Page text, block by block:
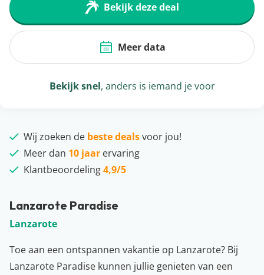
Lanzarote Paradise
Lanzarote
Toe aan een ontspannen vakantie op Lanzarote? Bij
Lanzarote Paradise kunnen jullie genieten van een
Bekijk deze deal
Meer data
Bekijk snel, anders is iemand je voor
Wij zoeken de beste dealsvoor jou!
Meer dan 10 jaar ervaring
Klantbeoordeling4,9/5